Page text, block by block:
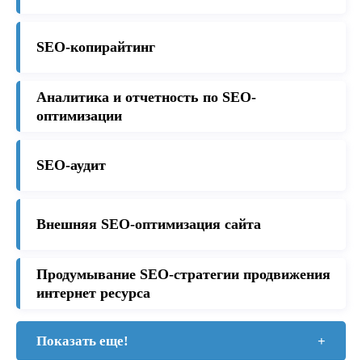
SEO-копирайтинг
Аналитика и отчетность по SEO-
оптимизации
SEO-аудит
Внешняя SEO-оптимизация сайта
Продумывание SEO-стратегии продвижения
интернет ресурса
Показать еще! +